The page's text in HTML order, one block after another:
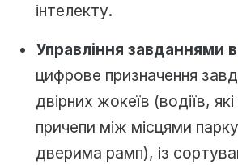
інтелекту.
Управління завданнями
цифрове призначення
двірних жокеїв (водіїв,
причепи між місцями
дверима рамп), із